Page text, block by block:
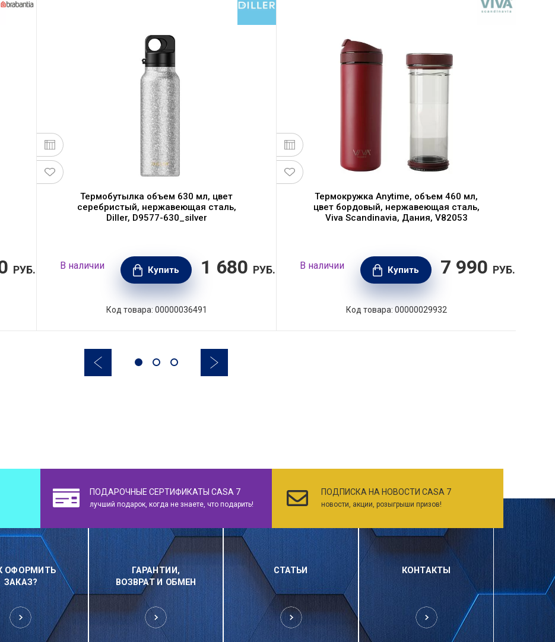
РУБ.
Термобутылка объем 630 мл, цвет
серебристый, нержавеющая сталь,
Diller, D9577-630_silver
В наличии Купить 1 680 РУБ.
Код товара: 00000036491
Термокружка Anytime, объем 460 мл,
цвет бордовый, нержавеющая сталь,
Viva Scandinavia, Дания, V82053
В наличии Купить 7 990 РУБ.
Код товара: 00000029932
ПОДАРОЧНЫЕ СЕРТИФИКАТЫ CASA 7
лучший подарок, когда не знаете, что подарить!
ПОДПИСКА НА НОВОСТИ CASA 7
новости, акции, розыгрыши призов!
ОФОРМИТЬ
ЗАКАЗ?
ГАРАНТИИ,
ВОЗВРАТ И ОБМЕН
СТАТЬИ КОНТАКТЫ